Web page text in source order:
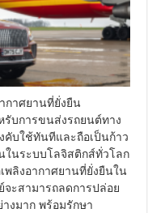
กาศยานที่ยั่งยืน
หรับการขนส่งรถยนต์ทาง
คับใช้ทันทีและถือเป็นก้าว
นระบบโลจิสติกส์ทั่วโลก
พลิงอากาศยานที่ยั่งยืนใน
ะสามารถลดการปล่อย
งมาก พร้อมรักษา